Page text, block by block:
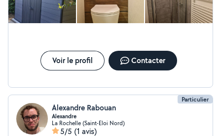
Voir le profil Contacter
Particulier
Alexandre Rabouan
Alexandre
La Rochelle (Saint-Eloi Nord)
5/5 (1 avis)